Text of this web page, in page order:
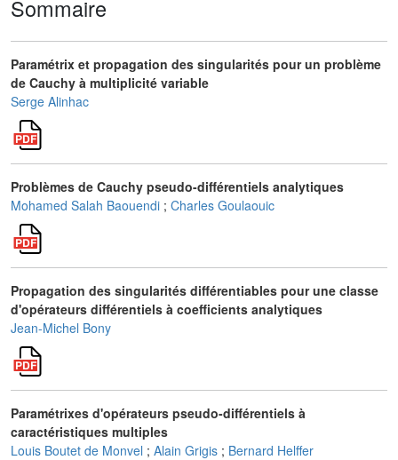
Sommaire
Paramétrix et propagation des singularités pour un problème
de Cauchy à multiplicité variable
Serge Alinhac
Problèmes de Cauchy pseudo-différentiels analytiques
Mohamed Salah Baouendi ; Charles Goulaouic
Propagation des singularités différentiables pour une classe
d'opérateurs différentiels à coefficients analytiques
Jean-Michel Bony
Paramétrixes d'opérateurs pseudo-différentiels à
caractéristiques multiples
Louis Boutet de Monvel ; Alain Grigis ; Bernard Helffer